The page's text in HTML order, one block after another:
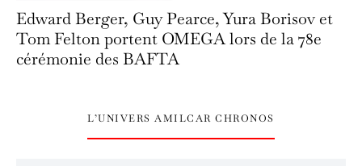
Edward Berger, Guy Pearce, Yura Borisov et
Tom Felton portent OMEGA lors de la 78e
cérémonie des BAFTA
L’UNIVERS AMILCAR CHRONOS